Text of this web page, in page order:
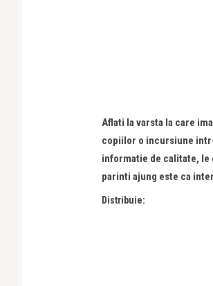
Aflati la varsta la care
copiilor o incursiune
informatie de calitate, le
parinti ajung este ca
Distribuie: